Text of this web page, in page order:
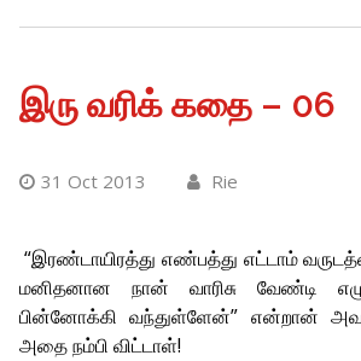
இரு வரிக் கதை – 06
31 Oct 2013 Rie
“இரண்டாயிரத்து எண்பத்து எட்டாம்
மனிதனான நான் வாரிசு வேண்டி
பின்னோக்கி வந்துள்ளேன்” என்றான்
அதை நம்பி விட்டாள்!